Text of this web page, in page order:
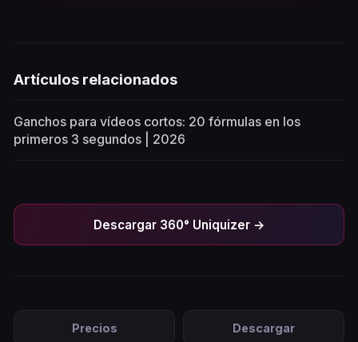
Artículos relacionados
Ganchos para vídeos cortos: 20 fórmulas en los
primeros 3 segundos | 2026
Descargar 360° Uniquizer →
Precios Descargar